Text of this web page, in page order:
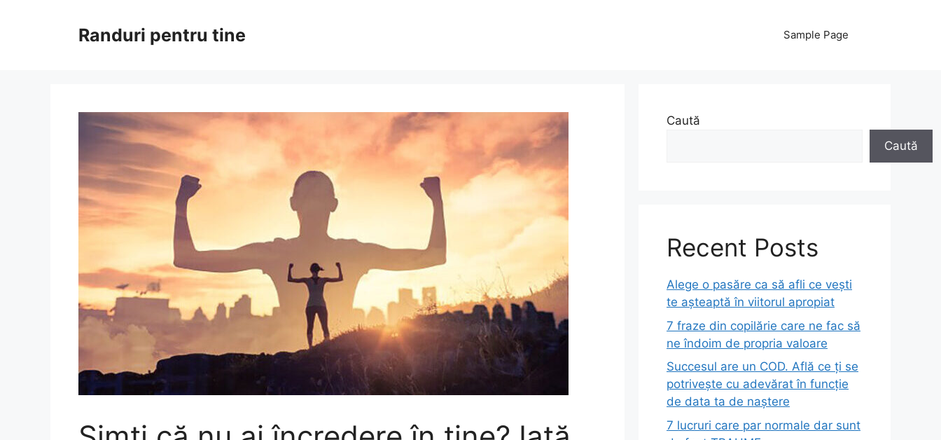
Randuri pentru tine Sample Page
Caută
Caută
Recent Posts
Alege o pasăre ca să afli ce vești
te așteaptă în viitorul apropiat
7 fraze din copilărie care ne fac să
ne îndoim de propria valoare
Succesul are un COD. Află ce ți se
potrivește cu adevărat în funcție
de data ta de naștere
7 lucruri care par normale dar sunt